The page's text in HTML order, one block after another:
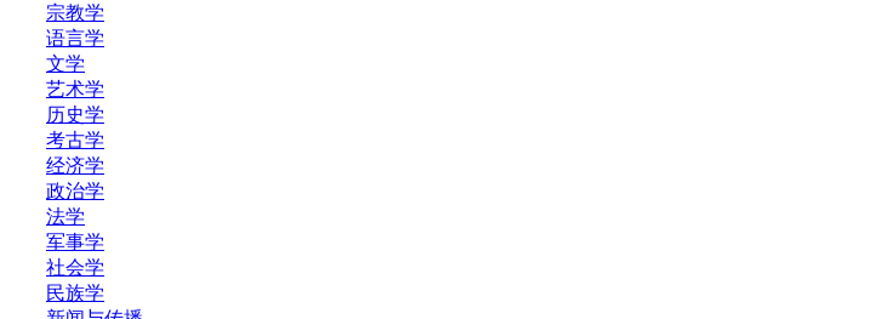
宗教学
语言学
文学
艺术学
历史学
考古学
经济学
政治学
法学
军事学
社会学
民族学